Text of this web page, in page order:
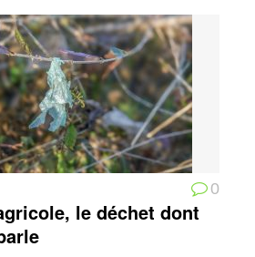
0
le déchet dont